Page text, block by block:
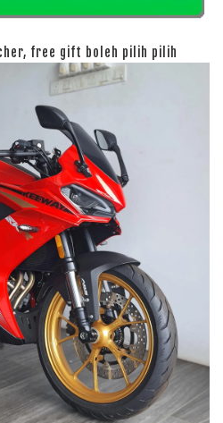
free gift boleh pilih pilih